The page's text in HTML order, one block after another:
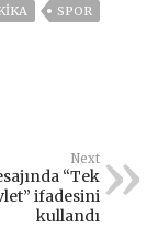
SPOR
Next
“Tek
ifadesini
kullandı